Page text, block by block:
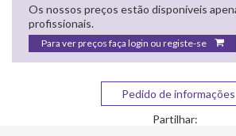
Os nossos preços estão disponíveis
profissionais.
Para ver preços faça login ou registe-se
Pedido de informações
Partilhar: